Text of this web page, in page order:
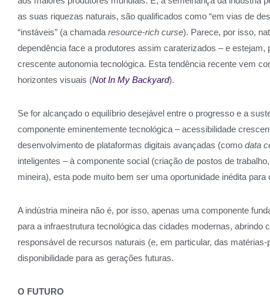
as suas riquezas naturais, são qualificados como “em vias de
“instáveis” (a chamada resource-rich curse). Parece, por isso,
dependência face a produtores assim caraterizados – e
crescente autonomia tecnológica. Esta tendência recente vem
horizontes visuais (Not In My Backyard).
Se for alcançado o equilíbrio desejável entre o progresso e a
componente eminentemente tecnológica – acessibilidade
desenvolvimento de plataformas digitais avançadas (como data
inteligentes – à componente social (criação de postos de
mineira), esta pode muito bem ser uma oportunidade inédita
A indústria mineira não é, por isso, apenas uma componente
para a infraestrutura tecnológica das cidades modernas,
responsável de recursos naturais (e, em particular, das
disponibilidade para as gerações futuras.
O FUTURO